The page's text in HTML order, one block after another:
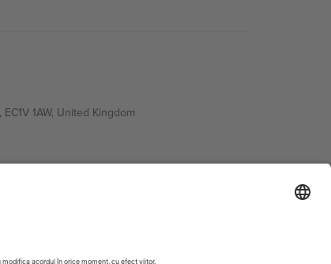
1AW, United Kingdom